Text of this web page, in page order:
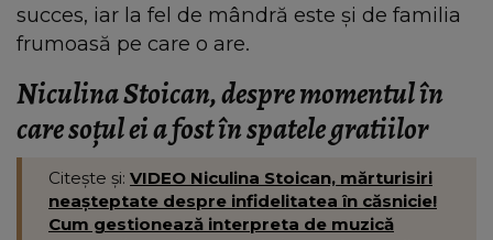
succes, iar la fel de mândră este și de familia
frumoasă pe care o are.
Niculina Stoican, despre momentul în
care soțul ei a fost în spatele gratiilor
Citește și: VIDEO Niculina Stoican, mărturisiri
neașteptate despre infidelitatea în căsnicie!
Cum gestionează interpreta de muzică